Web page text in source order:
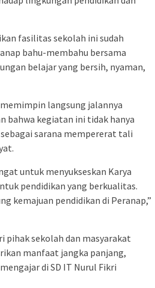
fasilitas sekolah ini sudah
bahu-membahu bersama
belajar yang bersih, nyaman,
langsung jalannya
bahwa kegiatan ini tidak hanya
sarana mempererat tali
untuk menyukseskan Karya
pendidikan yang berkualitas.
kemajuan pendidikan di Peranap,”
sekolah dan masyarakat
manfaat jangka panjang,
di SD IT Nurul Fikri